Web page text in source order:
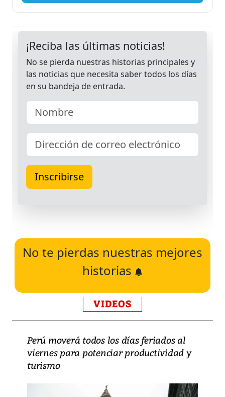
No te pierdas nuestras mejores
historias
VIDEOS
Perú moverá todos los días feriados al
viernes para potenciar productividad y
turismo